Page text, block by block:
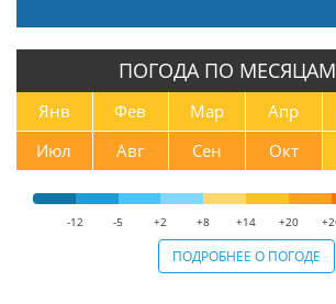
ПОГОДА ПО МЕСЯЦАМ
Янв Фев Мар Апр
Июл
Авг Сен Окт
-12 -5 +2 +8 +14 +20
ПОДРОБНЕЕ О ПОГОДЕ